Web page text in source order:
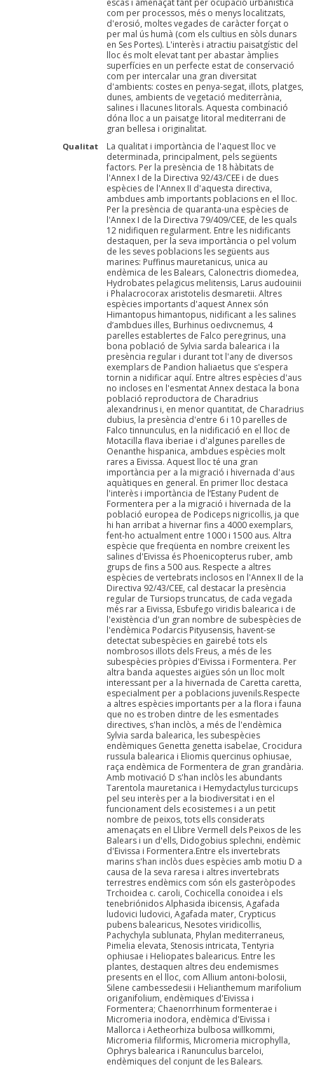
escàs i amenaçat tant per ocupació urbanística
com per processos, més o menys localitzats,
d'erosió, moltes vegades de caràcter forçat o
per mal ús humà (com els cultius en sòls dunars
en Ses Portes). L'interès i atractiu paisatgístic del
lloc és molt elevat tant per abastar àmplies
superfícies en un perfecte estat de conservació
com per intercalar una gran diversitat
d'ambients: costes en penya-segat, illots, platges,
dunes, ambients de vegetació mediterrània,
salines i llacunes litorals. Aquesta combinació
dóna lloc a un paisatge litoral mediterrani de
gran bellesa i originalitat.
Qualitat
La qualitat i importància de l'aquest lloc ve
determinada, principalment, pels següents
factors. Per la presència de 18 hàbitats de
l'Annex I de la Directiva 92/43/CEE i de dues
espècies de l'Annex II d'aquesta directiva,
ambdues amb importants poblacions en el lloc.
Per la presència de quaranta-una espècies de
l'Annex I de la Directiva 79/409/CEE, de les quals
12 nidifiquen regularment. Entre les nidificants
destaquen, per la seva importància o pel volum
de les seves poblacions les següents aus
marines: Puffinus mauretanicus, unica au
endèmica de les Balears, Calonectris diomedea,
Hydrobates pelagicus melitensis, Larus audouinii
i Phalacrocorax aristotelis desmaretii. Altres
espècies importants d'aquest Annex són
Himantopus himantopus, nidificant a les salines
d’ambdues illes, Burhinus oedivcnemus, 4
parelles establertes de Falco peregrinus, una
bona població de Sylvia sarda balearica i la
presència regular i durant tot l'any de diversos
exemplars de Pandion haliaetus que s'espera
tornin a nidificar aquí. Entre altres espècies d'aus
no incloses en l'esmentat Annex destaca la bona
població reproductora de Charadrius
alexandrinus i, en menor quantitat, de Charadrius
dubius, la presència d'entre 6 i 10 parelles de
Falco tinnunculus, en la nidificació en el lloc de
Motacilla flava iberiae i d'algunes parelles de
Oenanthe hispanica, ambdues espècies molt
rares a Eivissa. Aquest lloc té una gran
importància per a la migració i hivernada d'aus
aquàtiques en general. En primer lloc destaca
l'interès i importància de l‘Estany Pudent de
Formentera per a la migració i hivernada de la
població europea de Podiceps nigricollis, ja que
hi han arribat a hivernar fins a 4000 exemplars,
fent-ho actualment entre 1000 i 1500 aus. Altra
espècie que freqüenta en nombre creixent les
salines d'Eivissa és Phoenicopterus ruber, amb
grups de fins a 500 aus. Respecte a altres
espècies de vertebrats inclosos en l'Annex II de la
Directiva 92/43/CEE, cal destacar la presència
regular de Tursiops truncatus, de cada vegada
més rar a Eivissa, Esbufego viridis balearica i de
l'existència d'un gran nombre de subespècies de
l'endèmica Podarcis Pityusensis, havent-se
detectat subespècies en gairebé tots els
nombrosos illots dels Freus, a més de les
subespècies pròpies d'Eivissa i Formentera. Per
altra banda aquestes aigües són un lloc molt
interessant per a la hivernada de Caretta caretta,
especialment per a poblacions juvenils.Respecte
a altres espècies importants per a la flora i fauna
que no es troben dintre de les esmentades
directives, s'han inclòs, a més de l'endèmica
Sylvia sarda balearica, les subespècies
endèmiques Genetta genetta isabelae, Crocidura
russula balearica i Eliomis quercinus ophiusae,
raça endèmica de Formentera de gran grandària.
Amb motivació D s'han inclòs les abundants
Tarentola mauretanica i Hemydactylus turcicups
pel seu interès per a la biodiversitat i en el
funcionament dels ecosistemes i a un petit
nombre de peixos, tots ells considerats
amenaçats en el Llibre Vermell dels Peixos de les
Balears i un d'ells, Didogobius splechni, endèmic
d'Eivissa i Formentera.Entre els invertebrats
marins s'han inclòs dues espècies amb motiu D a
causa de la seva raresa i altres invertebrats
terrestres endèmics com són els gasteròpodes
Trchoidea c. caroli, Cochicella conoidea i els
tenebriónidos Alphasida ibicensis, Agafada
ludovici ludovici, Agafada mater, Crypticus
pubens balearicus, Nesotes viridicollis,
Pachychyla sublunata, Phylan mediterraneus,
Pimelia elevata, Stenosis intricata, Tentyria
ophiusae i Heliopates balearicus. Entre les
plantes, destaquen altres deu endemismes
presents en el lloc, com Allium antoni-bolosii,
Silene cambessedesii i Helianthemum marifolium
origanifolium, endèmiques d'Eivissa i
Formentera; Chaenorrhinum formenterae i
Micromeria inodora, endèmica d'Eivissa i
Mallorca i Aetheorhiza bulbosa willkommi,
Micromeria filiformis, Micromeria microphylla,
Ophrys balearica i Ranunculus barceloi,
endèmiques del conjunt de les Balears.